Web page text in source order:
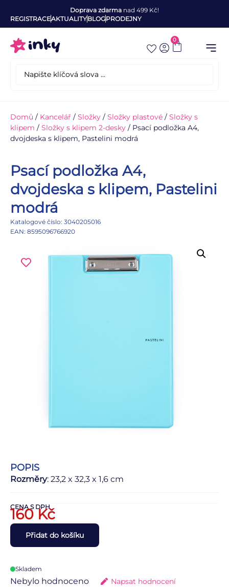
Doprava zdarma nad 499 Kč!
REGISTRACEAKTUALITYBLOGPRODEJNY
0
Domů / Kancelář / Složky / Složky plastové / Složky s
klipem / Složky s klipem 2-desky / Psací podložka A4,
dvojdeska s klipem, Pastelini modrá
Psací podložka A4,
dvojdeska s klipem, Pastelini
modrá
Katalogové číslo: 3040205016
EAN: 8595096766920
POPIS
Rozměry: 23,2 x 32,3 x 1,6 cm
CENA S DPH
160Kč
Přidat do košíku
Skladem
Nebylo hodnoceno Napsat hodnocení